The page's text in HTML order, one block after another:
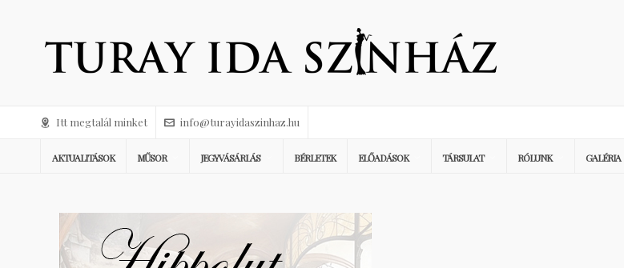
Itt megtalál minket info@turayidaszinhaz.hu
AKTUALITÁSOK MŰSOR JEGYVÁSÁRLÁS BÉRLETEK ELŐADÁSOK TÁRSULAT RÓLUNK GALÉRIA